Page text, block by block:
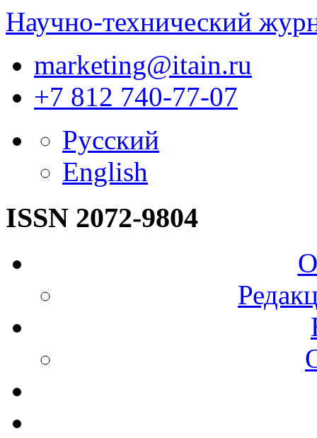
Научно-технический
marketing@itain.ru
+7 812 740-77-07
Русский
English
ISSN 2072-9804